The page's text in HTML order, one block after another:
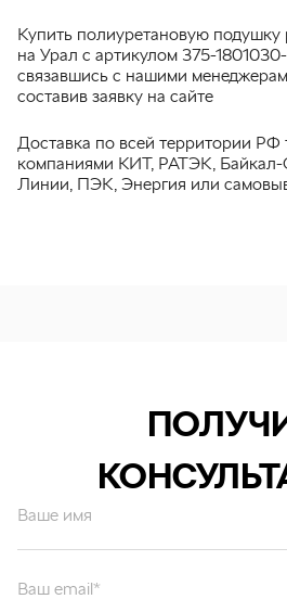
Купить полиуретановую подушку
на Урал с артикулом 375-
связавшись с нашими
составив заявку на сайте
Доставка по всей территории РФ
компаниями КИТ, РАТЭК,
Линии, ПЭК, Энергия или
Ваше имя